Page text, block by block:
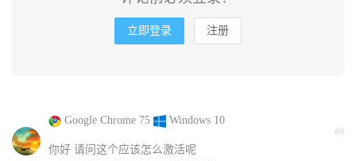
立即登录 注册
#0
Google Chrome 75 Windows 10
你好 请问这个应该怎么激活呢